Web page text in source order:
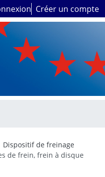
Créer un compte
Dispositif de freinage
de frein, frein à disque